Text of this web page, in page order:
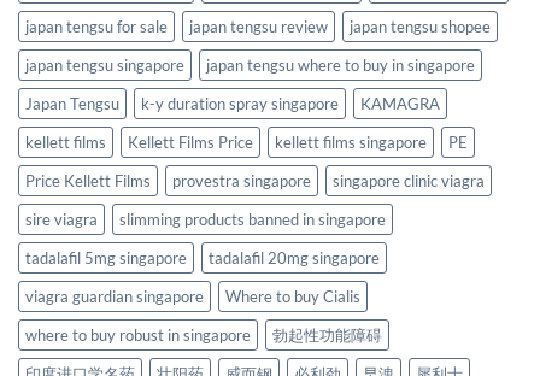
japan tengsu for sale
japan tengsu review
japan tengsu shopee
japan tengsu singapore
japan tengsu where to buy in singapore
Japan Tengsu
k-y duration spray singapore
KAMAGRA
kellett films
Kellett Films Price kellett films singapore
PE
Price Kellett Films
provestra singapore
singapore clinic viagra
sire viagra
slimming products banned in singapore
tadalafil 5mg singapore
tadalafil 20mg singapore
viagra guardian singapore
Where to buy Cialis
where to buy robust in singapore
勃起性功能障碍